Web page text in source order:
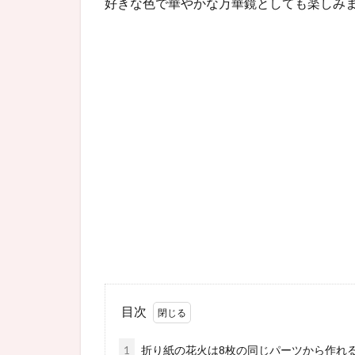
好きな色で華やかな万華鏡としても楽しみ
目次
1 折り紙の花火は8枚の同じパーツから作れ